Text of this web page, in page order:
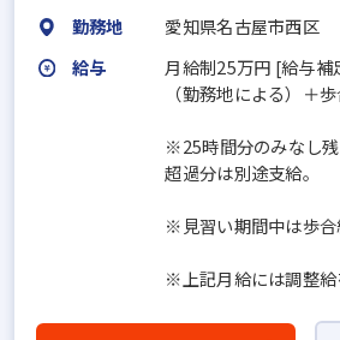
勤務地
愛知県名古屋市西区
給与
月給制25万円 [給与
（勤務地による）＋
※25時間分のみなし
超過分は別途支給。
※見習い期間中は歩合
※上記月給には調整給